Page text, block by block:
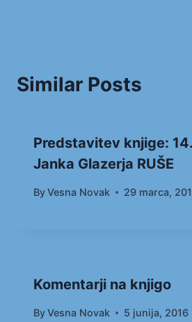
Similar Posts
Predstavitev knjige:
Janka Glazerja RUŠE
ByVesna Novak 29 marca,
Komentarji na knjigo
ByVesna Novak 5 junija, 2016